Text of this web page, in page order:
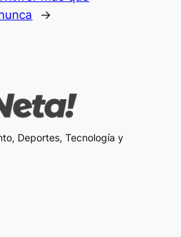
→
Deportes, Tecnología y